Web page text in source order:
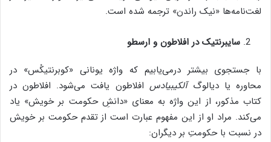
لغت‌نامه‌ها «نیک راندن» ترجمه شده است.
سایبرنتیک در افلاطون و ارسطو
با جستجوی بیشتر درمی‌یابیم که واژه یونانی «کوبرنتیکُس» در
محاوره یا دیالوگآلکیبیادس افلاطون یافت می‌شود. افلاطون در
کتاب مذکور، از این واژه به معنای «دانشِ حکومت بر خویش» یاد
می‌کند. مراد او از این مفهوم عبارت است از تقدم حکومت بر خویش
در نسبت با حکومتِ بر دیگران: